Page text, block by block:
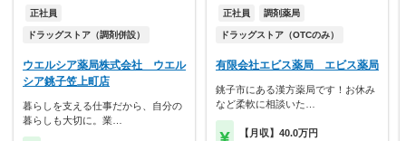
正社員
ドラッグストア（調剤併設）
ウエルシア薬局株式会社 ウエル
シア銚子笠上町店
暮らしを支える仕事だから、自分の
暮らしも大切に。業…
正社員 調剤薬局
ドラッグストア（OTCのみ）
有限会社エビス薬局 エビス薬局
銚子市にある漢方薬局です！お休み
など柔軟に相談いた…
【月収】40.0万円